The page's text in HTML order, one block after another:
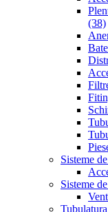
(38)
Sisteme
Sisteme